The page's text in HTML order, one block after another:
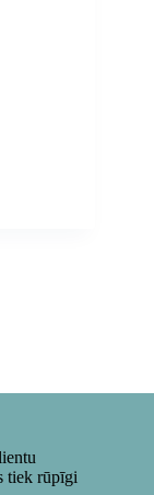
tiek rūpīgi